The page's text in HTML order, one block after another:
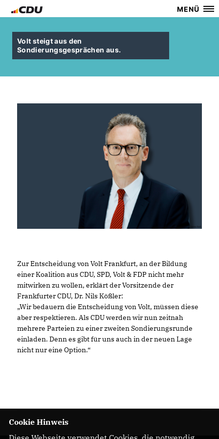
MENÜ
Volt steigt aus den
Sondierungsgesprächen aus.
Zur Entscheidung von Volt Frankfurt, an der Bildung
einer Koalition aus CDU, SPD, Volt & FDP nicht mehr
mitwirken zu wollen, erklärt der Vorsitzende der
Frankfurter CDU, Dr. Nils Kößler:
Wir bedauern die Entscheidung von Volt, müssen diese
aber respektieren. Als CDU werden wir nun zeitnah
mehrere Parteien zu einer zweiten Sondierungsrunde
einladen. Denn es gibt für uns auch in der neuen Lage
nicht nur eine Option.“
Cookie Hinweis